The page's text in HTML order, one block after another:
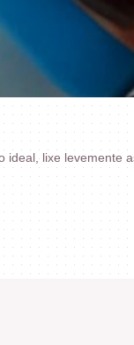
lixe levemente